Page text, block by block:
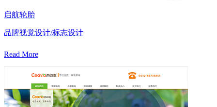
启航轮胎
品牌视觉设计/标志设计
Read More